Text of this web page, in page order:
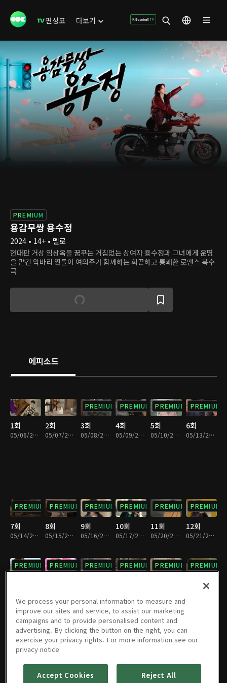
편성표 더보기
PREMIUM
용감무쌍 용수정
2024 • 14+ • 멜로
현대판 거상 임상옥을 꿈꾸는 거침없는 상여자 용수정과 그녀에게 운명
을 맡긴 악바리 짠돌이 여의주가 함께하는 화끈하고 통쾌한 로맨스 복수
극
에피소드
1회
05/06/2024 • 31분
2회
05/07/2024 • 30분
PREMIUM
3회
05/08/2024 • 31분
PREMIUM
4회
05/09/2024 • 29분
PREMIUM
5회
05/10/2024 • 30분
PREMIUM
6회
05/13/2024 • 30분
PREMIUM
7회
05/14/2024 • 30분
PREMIUM
8회
05/15/2024 • 30분
PREMIUM
9회
05/16/2024 • 29분
PREMIUM
10회
05/17/2024 • 30분
PREMIUM
11회
05/20/2024 • 30분
PREMIUM
12회
05/21/2024 • 29분
PREMIUM PREMIUM PREMIUM PREMIUM PREMIUM PREMIUM
PREMIUM
19회
05/30/2024 • 29분
PREMIUM
20회
PREMIUM
21회
PREMIUM
22회
PREMIUM
23회 24회
We process your personal information to measure and
improve our sites and service, to assist our marketing
campaigns and to provide personalised content and
advertising. By clicking the button on the right, you can
exercise your privacy rights. For more information see our
privacy notice
Accept Cookies Reject All